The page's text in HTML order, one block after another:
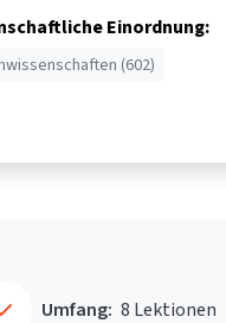
Einordnung:
(602)
Umfang: 8 Lektionen